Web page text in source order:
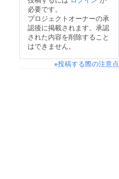
必要です。
プロジェクトオーナーの承
認後に掲載されます。承認
された内容を削除すること
はできません。
※投稿する際の注意点